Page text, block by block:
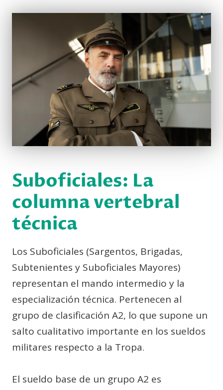
Suboficiales: La
columna vertebral
técnica
Los Suboficiales (Sargentos, Brigadas,
Subtenientes y Suboficiales Mayores)
representan el mando intermedio y la
especialización técnica. Pertenecen al
grupo de clasificación A2, lo que supone un
salto cualitativo importante en los sueldos
militares respecto a la Tropa.
El sueldo base de un grupo A2 es